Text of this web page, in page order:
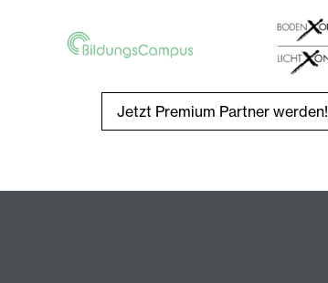
Jetzt Premium Partner werden!